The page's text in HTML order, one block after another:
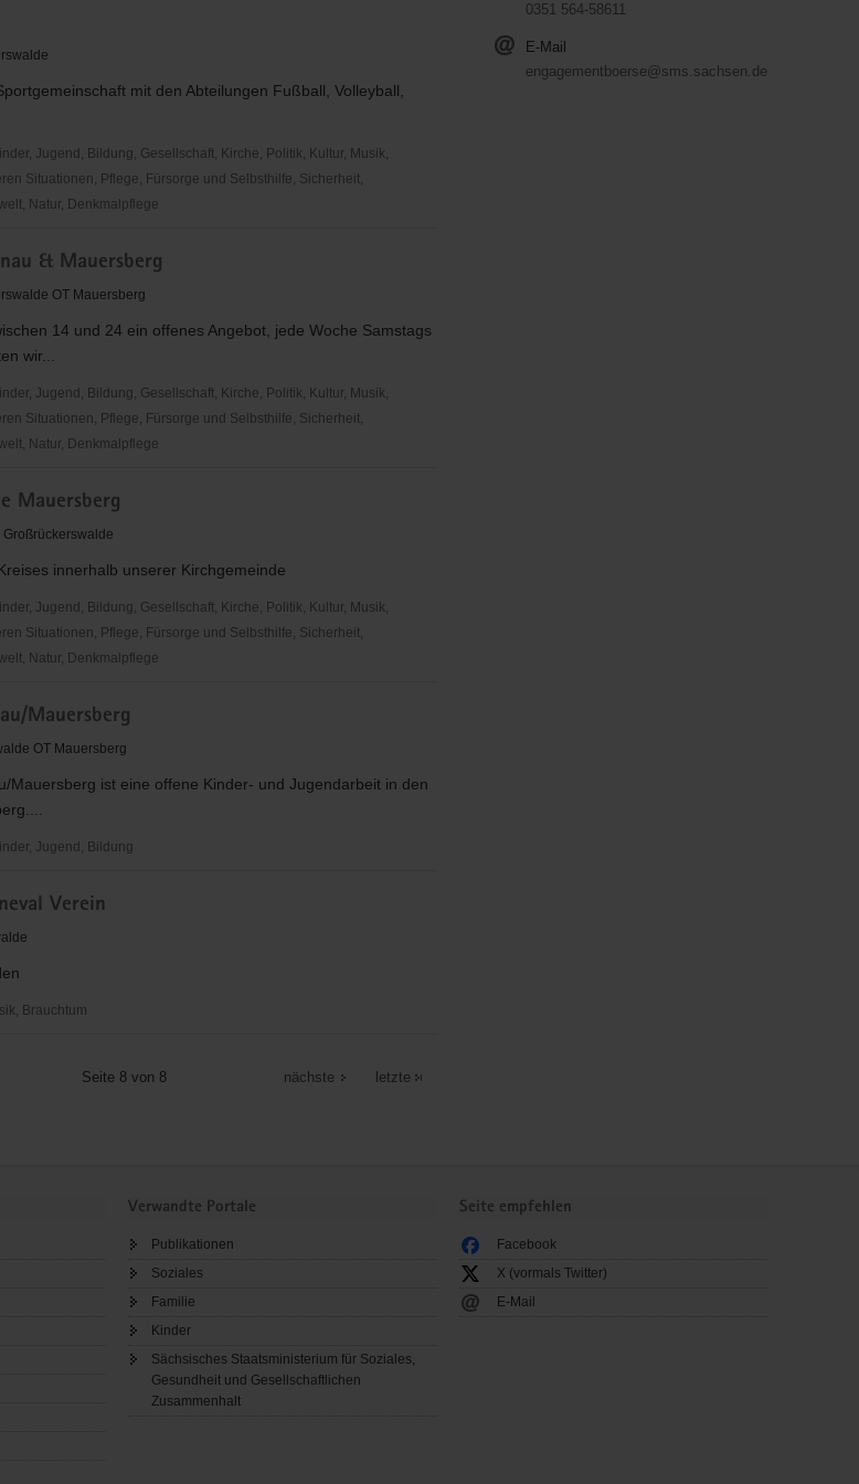
mit den Abteilungen Fußball, Volleyball,
Jugend, Bildung, Gesellschaft, Kirche, Politik, Kultur, Musik,
Situationen, Pflege, Fürsorge und Selbsthilfe, Sicherheit,
Natur, Denkmalpflege
& Mauersberg
OT Mauersberg
14 und 24 ein offenes Angebot, jede Woche Samstags
wir...
Jugend, Bildung, Gesellschaft, Kirche, Politik, Kultur, Musik,
Situationen, Pflege, Fürsorge und Selbsthilfe, Sicherheit,
Natur, Denkmalpflege
Mauersberg
Großrückerswalde
innerhalb unserer Kirchgemeinde
Jugend, Bildung, Gesellschaft, Kirche, Politik, Kultur, Musik,
Situationen, Pflege, Fürsorge und Selbsthilfe, Sicherheit,
Natur, Denkmalpflege
Mauersberg
OT Mauersberg
Mauersberg ist eine offene Kinder- und Jugendarbeit in den
Jugend, Bildung
Verein
Brauchtum
Seite 8 von 8 nächste letzte
0351 564-58611
E-Mail
engagementboerse@sms.sachsen.de
Verwandte Portale
Publikationen
Soziales
Familie
Kinder
Sächsisches Staatsministerium für Soziales,
Gesundheit und Gesellschaftlichen
Zusammenhalt
Seite empfehlen
Facebook
X (vormals Twitter)
E-Mail